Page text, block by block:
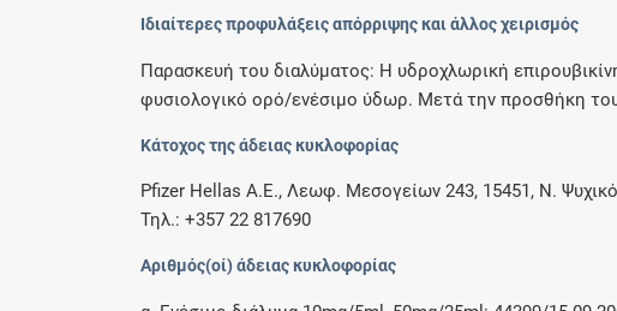
Ιδιαίτερες προφυλάξεις απόρριψης και άλλος χειρισμός
Παρασκευή του διαλύματος: Η υδροχλωρική
φυσιολογικό ορό/ενέσιμο ύδωρ. Μετά την προσθήκη
Κάτοχος της άδειας κυκλοφορίας
Pfizer Hellas Α.Ε., Λεωφ. Μεσογείων 243, 15451, Ν.
Τηλ.: +357 22 817690
Αριθμός(οί) άδειας κυκλοφορίας